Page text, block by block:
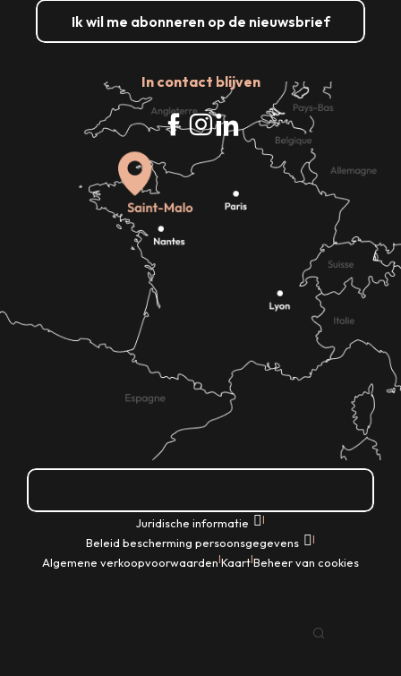
Ik wil me abonneren op de nieuwsbrief
In contact blijven
Juridische informatie |
Beleid bescherming persoonsgegevens |
Algemene verkoopvoorwaarden|Kaart|Beheer van cookies